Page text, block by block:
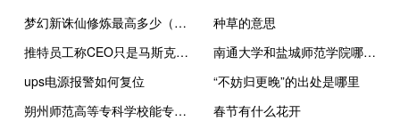
梦幻新诛仙修炼最高多少（梦幻诛仙最高多少级）
种草的意思
推特员工称CEO只是马斯克的傀儡 大业难成
南通大学和盐城师范学院哪个好
ups电源报警如何复位
“不妨归更晚”的出处是哪里
朔州师范高等专科学校能专升本吗
春节有什么花开